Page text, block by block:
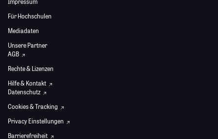
Für Hochschulen
Mediadaten
Unsere Partner
AGB
Rechte & Lizenzen
Hilfe & Kontakt
Datenschutz
Cookies & Tracking
Privacy Einstellungen
Barrierefreiheit